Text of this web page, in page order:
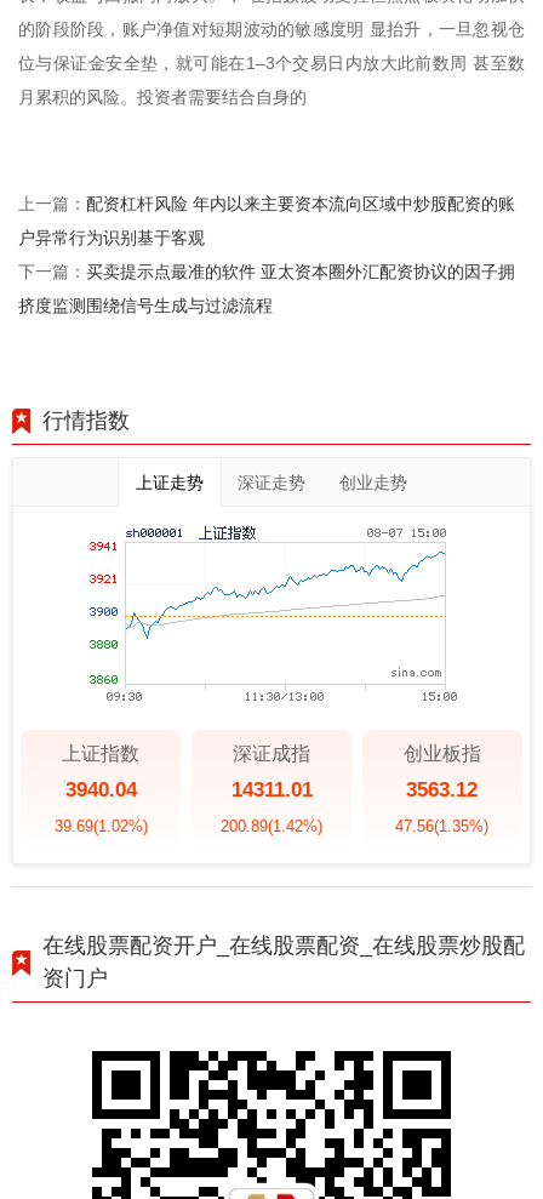
的阶段阶段，账户净值对短期波动的敏感度明 显抬升，一旦忽视仓
位与保证金安全垫，就可能在1–3个交易日内放大此前数周 甚至数
月累积的风险。投资者需要结合自身的
上一篇： 配资杠杆风险 年内以来主要资本流向区域中炒股配资的账
户异常行为识别基于客观
下一篇： 买卖提示点最准的软件 亚太资本圈外汇配资协议的因子拥
挤度监测围绕信号生成与过滤流程
行情指数
上证走势 深证走势 创业走势
上证指数
3940.04
39.69(1.02%)
深证成指
14311.01
200.89(1.42%)
创业板指
3563.12
47.56(1.35%)
在线股票配资开户_在线股票配资_在线股票炒股配
资门户